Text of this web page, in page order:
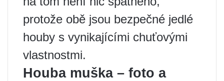
protože obě jsou bezpečné jedlé
houby s vynikajícími chuťovými
vlastnostmi.
Houba muška – foto a